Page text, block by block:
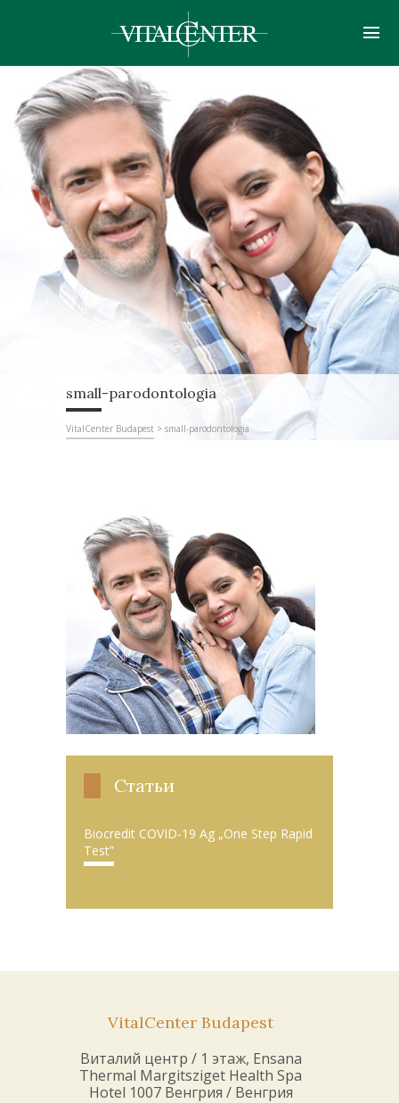
small-parodontologia
VitalCenter Budapest > small-parodontologia
Статьи
Biocredit COVID-19 Ag „One Step Rapid
Test”
VitalCenter Budapest
Виталий центр / 1 этаж, Ensana
Thermal Margitsziget Health Spa
Hotel 1007 Венгрия / Венгрия